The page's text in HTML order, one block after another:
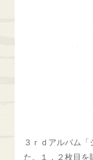
３ｒｄアルバム
た。１，２枚目を